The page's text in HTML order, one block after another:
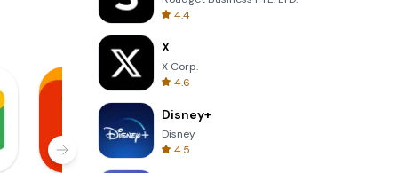
4.4
X
X Corp.
4.6
Disney+
Disney
4.5